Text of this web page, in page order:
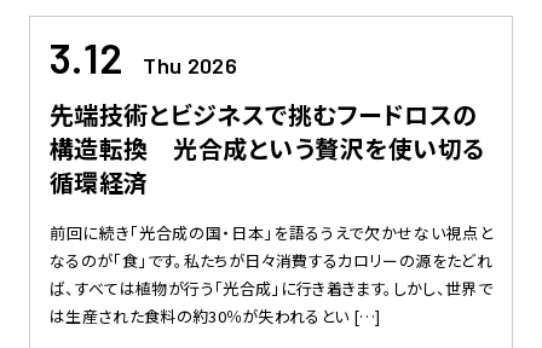
3.12 Thu 2026
先端技術とビジネスで挑むフードロスの
構造転換 光合成という贅沢を使い切る
循環経済
前回に続き「光合成の国・日本」を語るうえで欠かせない視点と
なるのが「食」です。私たちが日々消費するカロリーの源をたどれ
ば、すべては植物が行う「光合成」に行き着きます。しかし、世界で
は生産された食料の約30％が失われるとい […]